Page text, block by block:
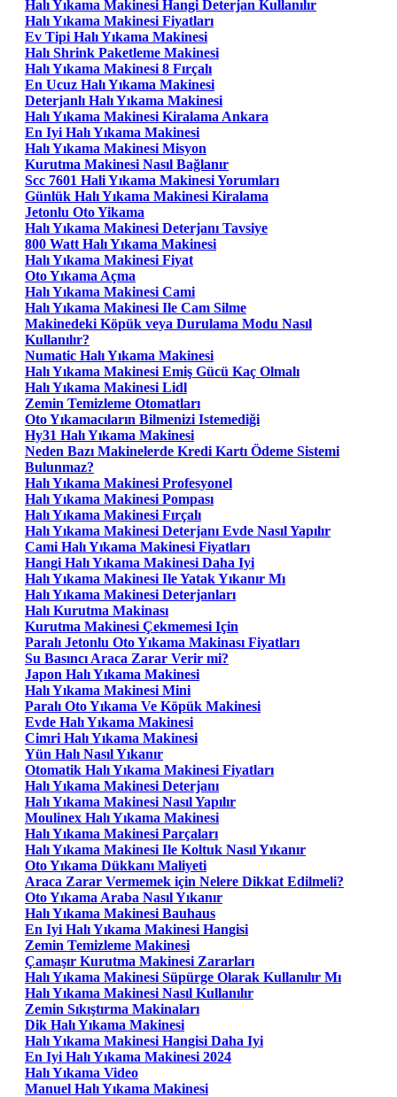
Halı Yıkama Makinesi Hangi Deterjan Kullanılır
Halı Yıkama Makinesi Fiyatları
Ev Tipi Halı Yıkama Makinesi
Halı Shrink Paketleme Makinesi
Halı Yıkama Makinesi 8 Fırçalı
En Ucuz Halı Yıkama Makinesi
Deterjanlı Halı Yıkama Makinesi
Halı Yıkama Makinesi Kiralama Ankara
En Iyi Halı Yıkama Makinesi
Halı Yıkama Makinesi Misyon
Kurutma Makinesi Nasıl Bağlanır
Scc 7601 Hali Yıkama Makinesi Yorumları
Günlük Halı Yıkama Makinesi Kiralama
Jetonlu Oto Yikama
Halı Yıkama Makinesi Deterjanı Tavsiye
800 Watt Halı Yıkama Makinesi
Halı Yıkama Makinesi Fiyat
Oto Yıkama Açma
Halı Yıkama Makinesi Cami
Halı Yıkama Makinesi Ile Cam Silme
Makinedeki Köpük veya Durulama Modu Nasıl
Kullanılır?
Numatic Halı Yıkama Makinesi
Halı Yıkama Makinesi Emiş Gücü Kaç Olmalı
Halı Yıkama Makinesi Lidl
Zemin Temizleme Otomatları
Oto Yıkamacıların Bilmenizi Istemediği
Hy31 Halı Yıkama Makinesi
Neden Bazı Makinelerde Kredi Kartı Ödeme Sistemi
Bulunmaz?
Halı Yıkama Makinesi Profesyonel
Halı Yıkama Makinesi Pompası
Halı Yıkama Makinesi Fırçalı
Halı Yıkama Makinesi Deterjanı Evde Nasıl Yapılır
Cami Halı Yıkama Makinesi Fiyatları
Hangi Halı Yıkama Makinesi Daha Iyi
Halı Yıkama Makinesi Ile Yatak Yıkanır Mı
Halı Yıkama Makinesi Deterjanları
Halı Kurutma Makinası
Kurutma Makinesi Çekmemesi Için
Paralı Jetonlu Oto Yıkama Makinası Fiyatları
Su Basıncı Araca Zarar Verir mi?
Japon Halı Yıkama Makinesi
Halı Yıkama Makinesi Mini
Paralı Oto Yıkama Ve Köpük Makinesi
Evde Halı Yıkama Makinesi
Cimri Halı Yıkama Makinesi
Yün Halı Nasıl Yıkanır
Otomatik Halı Yıkama Makinesi Fiyatları
Halı Yıkama Makinesi Deterjanı
Halı Yıkama Makinesi Nasıl Yapılır
Moulinex Halı Yıkama Makinesi
Halı Yıkama Makinesi Parçaları
Halı Yıkama Makinesi Ile Koltuk Nasıl Yıkanır
Oto Yıkama Dükkanı Maliyeti
Araca Zarar Vermemek için Nelere Dikkat Edilmeli?
Oto Yıkama Araba Nasıl Yıkanır
Halı Yıkama Makinesi Bauhaus
En Iyi Halı Yıkama Makinesi Hangisi
Zemin Temizleme Makinesi
Çamaşır Kurutma Makinesi Zararları
Halı Yıkama Makinesi Süpürge Olarak Kullanılır Mı
Halı Yıkama Makinesi Nasıl Kullanılır
Zemin Sıkıştırma Makinaları
Dik Halı Yıkama Makinesi
Halı Yıkama Makinesi Hangisi Daha Iyi
En Iyi Halı Yıkama Makinesi 2024
Halı Yıkama Video
Manuel Halı Yıkama Makinesi